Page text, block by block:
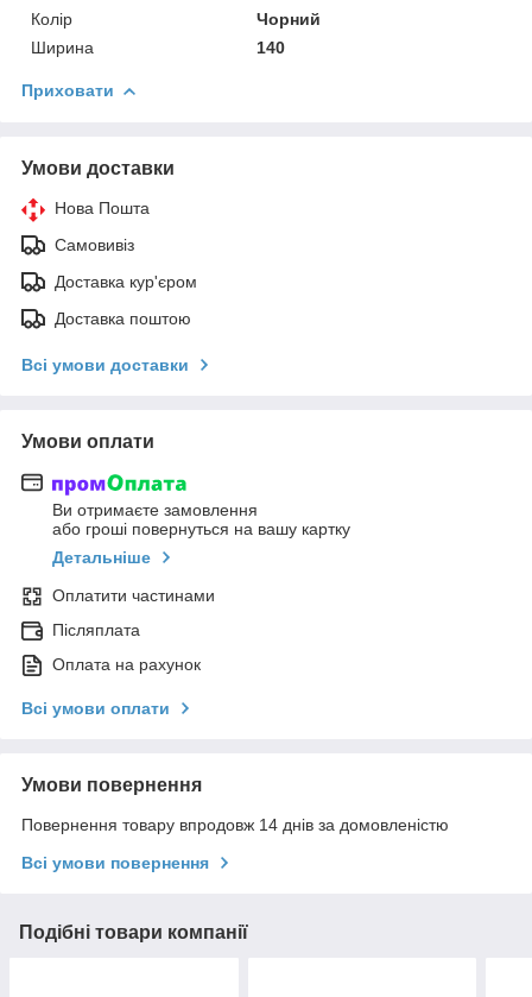
Колір
Чорний
Ширина
140
Приховати
Умови доставки
Нова Пошта
Самовивіз
Доставка кур'єром
Доставка поштою
Всі умови доставки
Умови оплати
Ви отримаєте замовлення
або гроші повернуться на вашу картку
Детальніше
Оплатити частинами
Післяплата
Оплата на рахунок
Всі умови оплати
Умови повернення
Повернення товару впродовж 14 днів за домовленістю
Всі умови повернення
Подібні товари компанії